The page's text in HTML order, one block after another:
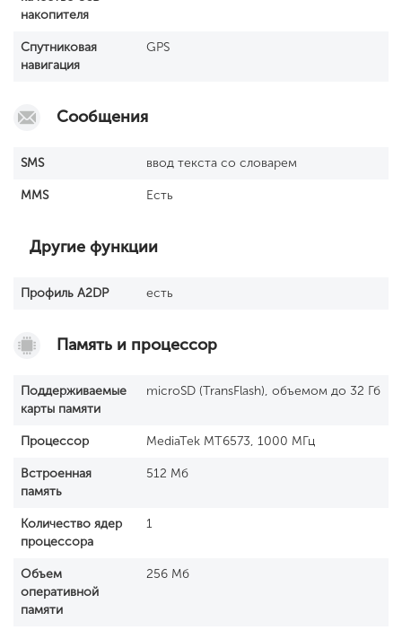
накопителя
Спутниковая
навигация
GPS
Сообщения
SМS ввод текста со словарем
MMS Есть
Другие функции
Профиль A2DP есть
Память и процессор
Поддерживаемые
карты памяти
microSD (TransFlash), объемом до 32 Гб
Процессор MediaTek MT6573, 1000 МГц
Встроенная
память
512 Мб
Количество ядер
процессора
1
Объем
оперативной
памяти
256 Мб